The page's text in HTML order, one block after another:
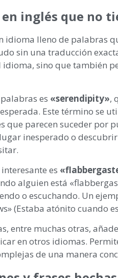
en inglés que no
idioma lleno de palabras
sin una traducción
idioma, sino que también
es «serendipity»,
Este término se
que parecen suceder por
inesperado o
es
alguien está
o escuchando. Un
(Estaba atónito cuando
entre muchas otras,
en otros idiomas.
de una manera